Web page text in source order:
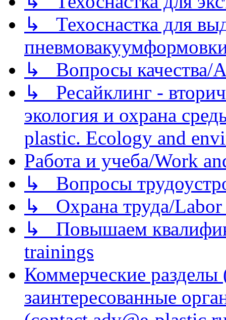
↳ Техоснастка для
↳ Вопросы качества/
↳ Ресайклинг -
экология и охрана
plastic. Ecology and
Работа и учеба/Work
↳ Вопросы
↳ Охрана труда/Labor
↳ Повышаем
trainings
Коммерческие
заинтересованные